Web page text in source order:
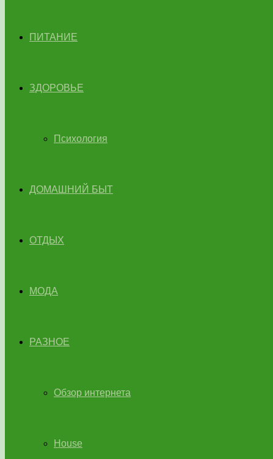
ПИТАНИЕ
ЗДОРОВЬЕ
Психология
ДОМАШНИЙ БЫТ
ОТДЫХ
МОДА
РАЗНОЕ
Обзор интернета
House